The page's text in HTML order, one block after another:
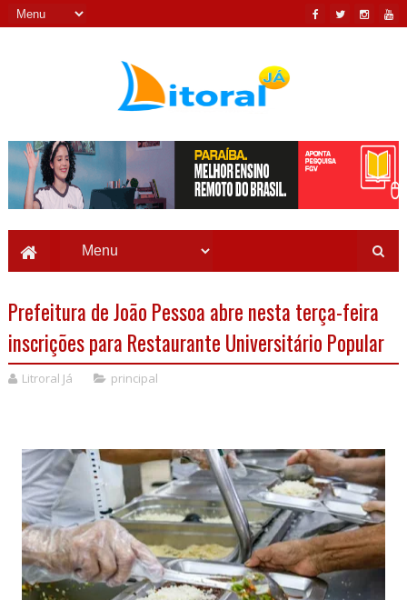
Prefeitura de João Pessoa abre nesta terça-feira
inscrições para Restaurante Universitário Popular
Litroral Já principal